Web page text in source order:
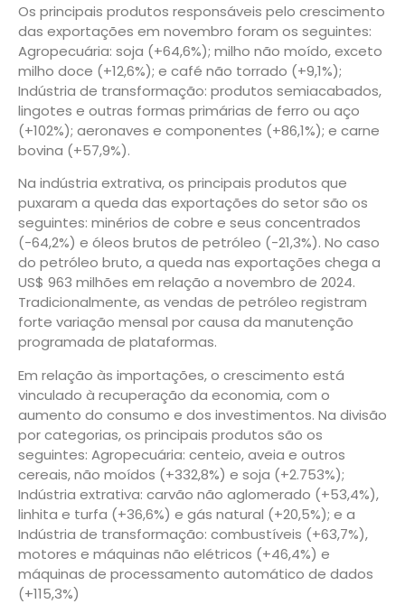
Os principais produtos responsáveis pelo crescimento
das exportações em novembro foram os seguintes:
Agropecuária: soja (+64,6%); milho não moído, exceto
milho doce (+12,6%); e café não torrado (+9,1%);
Indústria de transformação: produtos semiacabados,
lingotes e outras formas primárias de ferro ou aço
(+102%); aeronaves e componentes (+86,1%); e carne
bovina (+57,9%).
Na indústria extrativa, os principais produtos que
puxaram a queda das exportações do setor são os
seguintes: minérios de cobre e seus concentrados
(-64,2%) e óleos brutos de petróleo (-21,3%). No caso
do petróleo bruto, a queda nas exportações chega a
US$ 963 milhões em relação a novembro de 2024.
Tradicionalmente, as vendas de petróleo registram
forte variação mensal por causa da manutenção
programada de plataformas.
Em relação às importações, o crescimento está
vinculado à recuperação da economia, com o
aumento do consumo e dos investimentos. Na divisão
por categorias, os principais produtos são os
seguintes: Agropecuária: centeio, aveia e outros
cereais, não moídos (+332,8%) e soja (+2.753%);
Indústria extrativa: carvão não aglomerado (+53,4%),
linhita e turfa (+36,6%) e gás natural (+20,5%); e a
Indústria de transformação: combustíveis (+63,7%),
motores e máquinas não elétricos (+46,4%) e
máquinas de processamento automático de dados
(+115,3%)